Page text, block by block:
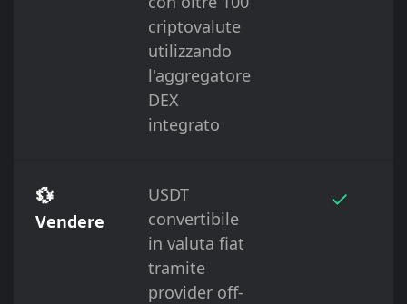
criptovalute
utilizzando
l'aggregatore
DEX
integrato
💱
Vendere
USDT
convertibile
in valuta fiat
tramite
provider off-
✓